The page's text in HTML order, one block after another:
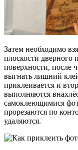
Затем необходимо
плоскости дверного
поверхности, после
выгнать лишний
приклеивается и
выполняются
самоклеющимися
прорезаются по
удаляются.